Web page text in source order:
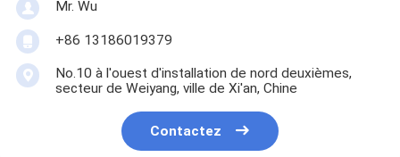
Mr. Wu
+86 13186019379
No.10 à l'ouest d'installation de nord deuxièmes,
secteur de Weiyang, ville de Xi'an, Chine
Contactez